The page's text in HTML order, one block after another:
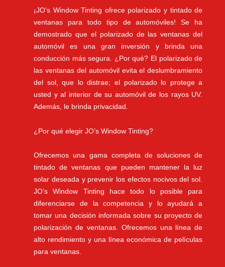
¡JO’s Window Tinting ofrece polarizado y tintado de
ventanas para todo tipo de automóviles! Se ha
demostrado que el polarizado de las ventanas del
automóvil es una gran inversión y brinda una
conducción más segura. ¿Por qué? El polarizado de
las ventanas del automóvil evita el deslumbramiento
del sol, que lo distrae; el polarizado lo protege a
usted y al interior de su automóvil de los rayos UV.
Además, le brinda privacidad.
¿Por qué elegir JO’s Window Tinting?
Ofrecemos una gama completa de soluciones de
tintado de ventanas que pueden mantener la luz
solar deseada y prevenir los efectos nocivos del sol.
JO’s Window Tinting hace todo lo posible para
diferenciarse de la competencia y lo ayudará a
tomar una decisión informada sobre su proyecto de
polarización de ventanas. Ofrecemos una línea de
alto rendimiento y una línea económica de películas
para ventanas.